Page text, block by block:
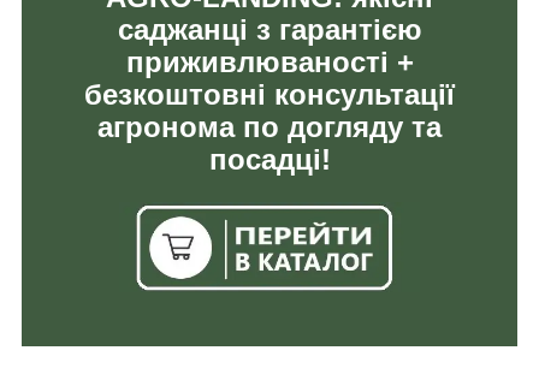
саджанці з гарантією
приживлюваності +
безкоштовні консультації
агронома по догляду та
посадці!